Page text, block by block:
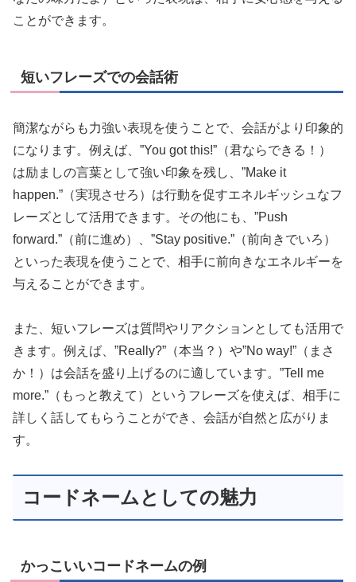
ことができます。
短いフレーズでの会話術
簡潔ながらも力強い表現を使うことで、会話がより印象的
になります。例えば、”You got this!”（君ならできる！）
は励ましの言葉として強い印象を残し、”Make it
happen.”（実現させろ）は行動を促すエネルギッシュなフ
レーズとして活用できます。その他にも、”Push
forward.”（前に進め）、”Stay positive.”（前向きでいろ）
といった表現を使うことで、相手に前向きなエネルギーを
与えることができます。
また、短いフレーズは質問やリアクションとしても活用で
きます。例えば、”Really?”（本当？）や”No way!”（まさ
か！）は会話を盛り上げるのに適しています。”Tell me
more.”（もっと教えて）というフレーズを使えば、相手に
詳しく話してもらうことができ、会話が自然と広がりま
す。
コードネームとしての魅力
かっこいいコードネームの例